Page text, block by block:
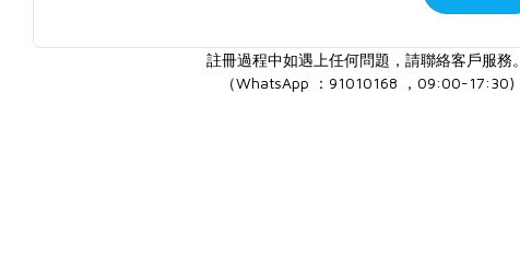
註冊過程中如遇上任何問題，請聯絡客戶服務。
（WhatsApp ：91010168 ，09:00-17:30)